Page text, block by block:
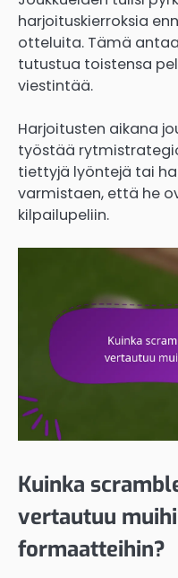
harjoituskierroksia
otteluita. Tämä
tutustua toistensa
viestintää.
Harjoitusten aikana
työstää
tiettyjä lyöntejä tai
varmistaen, että he
kilpailupeliin.
Kuinka
vertautuu
formaatteihin?